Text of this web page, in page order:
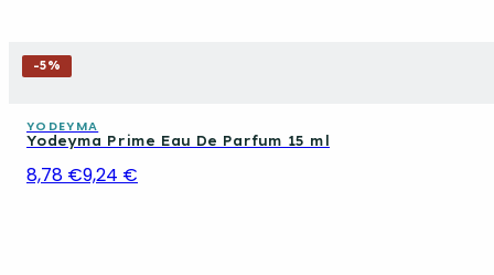
-5%
YODEYMA
Yodeyma Prime Eau De Parfum 15 ml
8,78 €9,24 €